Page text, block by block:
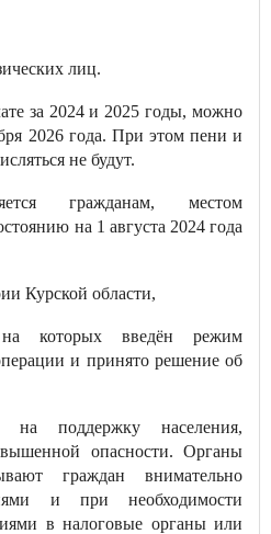
лиц.
за 2024 и 2025 годы, можно
2026 года. При этом пени и
не будут.
гражданам, местом
на 1 августа 2024 года
Курской области,
которых введён режим
и принято решение об
на поддержку населения,
опасности. Органы
граждан внимательно
и при необходимости
в налоговые органы или